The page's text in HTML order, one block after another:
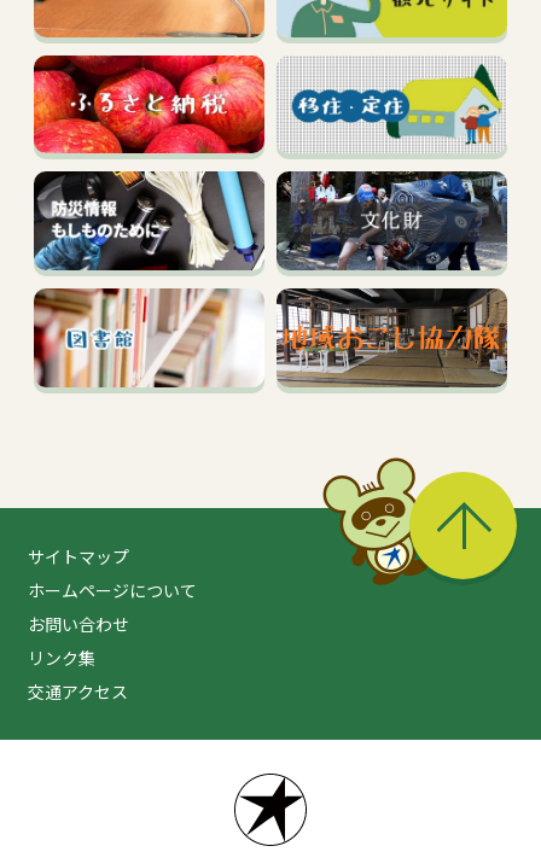
サイトマップ
ホームページについて
お問い合わせ
リンク集
交通アクセス